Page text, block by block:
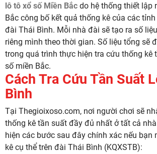
lô tô xổ số Miền Bắc do hệ thống thiết lập
Bắc công bố kết quả thống kê của các
đài Thái Bình. Mỗi nhà đài sẽ tạo ra số
riêng mình theo thời gian. Số liệu tổng sẽ
trong quá trình thực hiện tra cứu thống kê
số miền Bắc.
Cách Tra Cứu Tần Suất
Bình
Tại Thegioixoso.com, nơi người chơi sẽ
thống kê tần suất đầy đủ nhất ở tất cả
hiện các bước sau đây chính xác nếu bạn
kê cụ thể trên đài Thái Bình (KQXSTB):